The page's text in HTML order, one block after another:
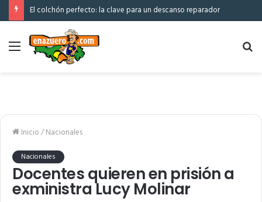
El colchón perfecto: la clave para un descanso reparador
Menú
Inicio/Nacionales
Nacionales
Docentes quieren en prisión a
exministra Lucy Molinar